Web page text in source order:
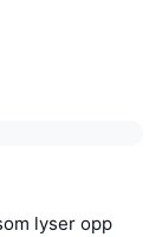
lyser opp